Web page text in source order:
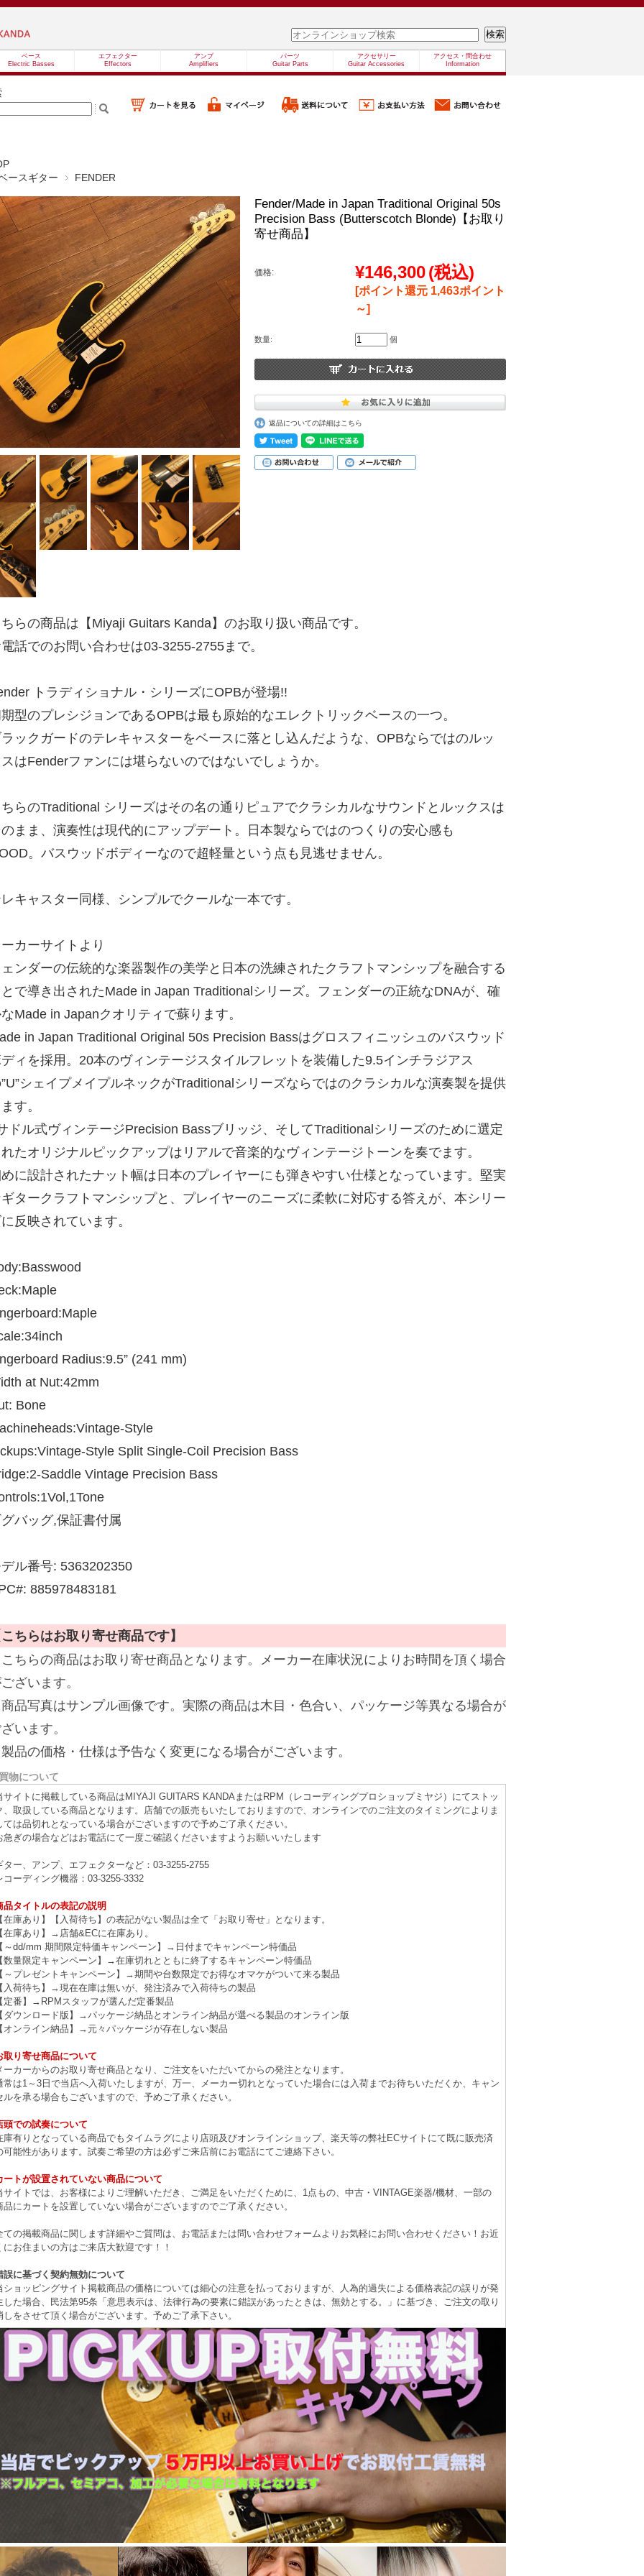
ベース
Electric Basses
エフェクター
Effectors
アンプ
Amplifiers
パーツ
Guitar Parts
アクセサリー
Guitar Accessories
アクセス・問合わせ
Information
ースギター
FENDER
Fender/Made in Japan Traditional Original 50s
Precision Bass (Butterscotch Blonde)【お取り
寄せ商品】
価格: ¥146,300(税込)
[ポイント還元 1,463ポイント
～]
数量: 個
返品についての詳細はこちら
らの商品は【Miyaji Guitars Kanda】のお取り扱い商品です。
話でのお問い合わせは03-3255-2755まで。
トラディショナル・シリーズにOPBが登場!!
型のプレシジョンであるOPBは最も原始的なエレクトリックベースの一つ。
ックガードのテレキャスターをベースに落とし込んだような、OPBならではのルッ
はFenderファンには堪らないのではないでしょうか。
らのTraditional シリーズはその名の通りピュアでクラシカルなサウンドとルックスは
まま、演奏性は現代的にアップデート。日本製ならではのつくりの安心感も
。バスウッドボディーなので超軽量という点も見逃せません。
キャスター同様、シンプルでクールな一本です。
カーサイトより
ンダーの伝統的な楽器製作の美学と日本の洗練されたクラフトマンシップを融合する
で導き出されたMade in Japan Traditionalシリーズ。フェンダーの正統なDNAが、確
Made in Japanクオリティで蘇ります。
in Japan Traditional Original 50s Precision Bassはグロスフィニッシュのバスウッド
ィを採用。20本のヴィンテージスタイルフレットを装備した9.5インチラジアス
シェイプメイプルネックがTraditionalシリーズならではのクラシカルな演奏製を提供
す。
ドル式ヴィンテージPrecision Bassブリッジ、そしてTraditionalシリーズのために選定
たオリジナルピックアップはリアルで音楽的なヴィンテージトーンを奏でます。
に設計されたナット幅は日本のプレイヤーにも弾きやすい仕様となっています。堅実
タークラフトマンシップと、プレイヤーのニーズに柔軟に対応する答えが、本シリー
反映されています。
Radius:9.5” (241 mm)
at Nut:42mm
Bone
Style
Style Split Single-Coil Precision Bass
Saddle Vintage Precision Bass
バッグ,保証書付属
ル番号: 5363202350
885978483181
ちらはお取り寄せ商品です】
ちらの商品はお取り寄せ商品となります。メーカー在庫状況によりお時間を頂く場合
ざいます。
品写真はサンプル画像です。実際の商品は木目・色合い、パッケージ等異なる場合が
います。
品の価格・仕様は予告なく変更になる場合がございます。
物について
サイトに掲載している商品はMIYAJI GUITARS KANDAまたはRPM（レコーディングプロショップミヤジ）にてストッ
、取扱している商品となります。店舗での販売もいたしておりますので、オンラインでのご注文のタイミングによりま
ては品切れとなっている場合がございますので予めご了承ください。
急ぎの場合などはお電話にて一度ご確認くださいますようお願いいたします
ター、アンプ、エフェクターなど：03-3255-2755
コーディング機器：03-3255-3332
品タイトルの表記の説明
在庫あり】【入荷待ち】の表記がない製品は全て「お取り寄せ」となります。
在庫あり】→店舗&ECに在庫あり。
～dd/mm 期間限定特価キャンペーン】→日付までキャンペーン特価品
数量限定キャンペーン】→在庫切れとともに終了するキャンペーン特価品
～プレゼントキャンペーン】→期間や台数限定でお得なオマケがついて来る製品
入荷待ち】→現在在庫は無いが、発注済みで入荷待ちの製品
定番】→RPMスタッフが選んだ定番製品
ダウンロード版】→パッケージ納品とオンライン納品が選べる製品のオンライン版
オンライン納品】→元々パッケージが存在しない製品
取り寄せ商品について
ーカーからのお取り寄せ商品となり、ご注文をいただいてからの発注となります。
常は1～3日で当店へ入荷いたしますが、万一、メーカー切れとなっていた場合には入荷までお待ちいただくか、キャン
ルを承る場合もございますので、予めご了承ください。
頭での試奏について
庫有りとなっている商品でもタイムラグにより店頭及びオンラインショップ、楽天等の弊社ECサイトにて既に販売済
可能性があります。試奏ご希望の方は必ずご来店前にお電話にてご連絡下さい。
ートが設置されていない商品について
サイトでは、お客様によりご理解いただき、ご満足をいただくために、1点もの、中古・VINTAGE楽器/機材、一部の
品にカートを設置していない場合がございますのでご了承ください。
ての掲載商品に関します詳細やご質問は、お電話または問い合わせフォームよりお気軽にお問い合わせください！お近
にお住まいの方はご来店大歓迎です！！
誤に基づく契約無効について
ショッピングサイト掲載商品の価格については細心の注意を払っておりますが、人為的過失による価格表記の誤りが発
した場合、民法第95条「意思表示は、法律行為の要素に錯誤があったときは、無効とする。」に基づき、ご注文の取り
しをさせて頂く場合がございます。予めご了承下さい。